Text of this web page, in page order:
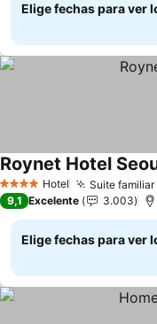
Elige fechas para ver
4 EstrellasHotel Suite
Roynet Hotel
9,1 Excelente 3.003
Elige fechas para ver